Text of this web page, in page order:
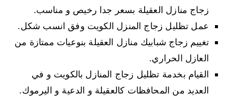
زجاج منازل العقيلة بسعر جدا رخيص و مناسب.
عمل تظليل زجاج المنزل الكويت وفق انسب شكل.
تغييم زجاج شبابيك منازل العقيلة بنوعيات ممتازة من
العازل الحراري.
القيام بخدمة تظليل زجاج المنازل بالكويت و في
العديد من المحافظات كالعقيلة و الدعية و اليرموك.